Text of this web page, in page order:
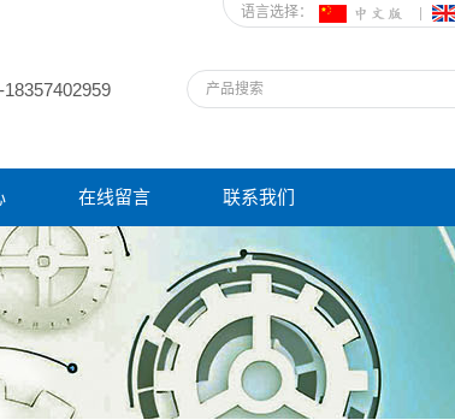
语言选择：
18357402959
在线留言 联系我们